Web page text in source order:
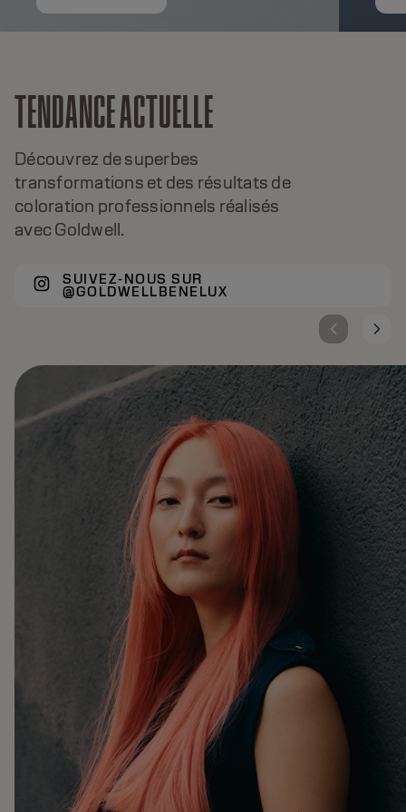
TENDANCE ACTUELLE
Découvrez de superbes
transformations et des résultats de
coloration professionnels réalisés
avec Goldwell.
SUIVEZ-NOUS SUR
@GOLDWELLBENELUX